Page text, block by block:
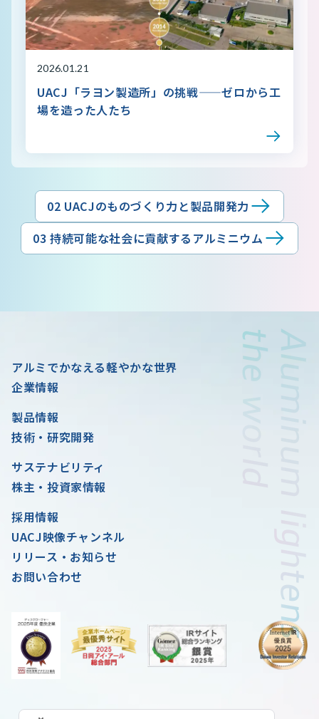
2026.01.21
UACJ「ラヨン製造所」の挑戦——ゼロから工
場を造った人たち
02 UACJのものづくり力と製品開発力
03 持続可能な社会に貢献するアルミニウム
アルミでかなえる軽やかな世界
企業情報
製品情報
技術・研究開発
サステナビリティ
株主・投資家情報
採用情報
UACJ映像チャンネル
リリース・お知らせ
お問い合わせ